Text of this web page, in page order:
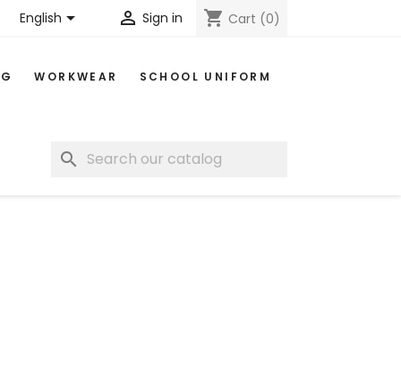
English  Sign in shopping_cart Cart (0)
WORKWEAR SCHOOL UNIFORM
search